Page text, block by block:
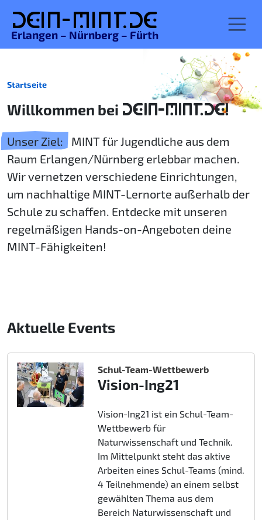
Dein-MINT.de
Erlangen – Nürnberg – Fürth
Startseite
Willkommen bei DEIN-MINT.DE!
Unser Ziel:
MINT für Jugendliche aus dem
Raum Erlangen/Nürnberg erlebbar machen.
Wir vernetzen verschiedene Einrichtungen,
um nachhaltige MINT-Lernorte außerhalb der
Schule zu schaffen. Entdecke mit unseren
regelmäßigen Hands-on-Angeboten deine
MINT-Fähigkeiten!
Aktuelle Events
Schul-Team-Wettbewerb
Vision-Ing21
Vision-Ing21 ist ein Schul-Team-
Wettbewerb für
Naturwissenschaft und Technik.
Im Mittelpunkt steht das aktive
Arbeiten eines Schul-Teams (mind.
4 Teilnehmende) an einem selbst
gewählten Thema aus dem
Bereich Naturwissenschaft und